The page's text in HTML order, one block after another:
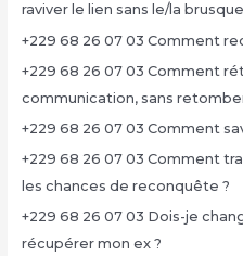
raviver le lien sans le/la
+229 68 26 07 03 Comment
+229 68 26 07 03 Comment
communication, sans
+229 68 26 07 03 Comment
+229 68 26 07 03 Comment
les chances de reconquête ?
+229 68 26 07 03 Dois-je
récupérer mon ex ?